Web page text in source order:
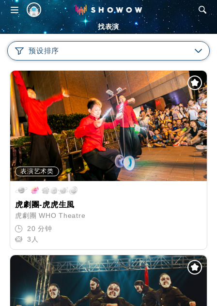
找表演
预设排序
表演艺术类
虎劇團-虎虎生風
虎劇團 WHO Theatre
20 分钟
3人